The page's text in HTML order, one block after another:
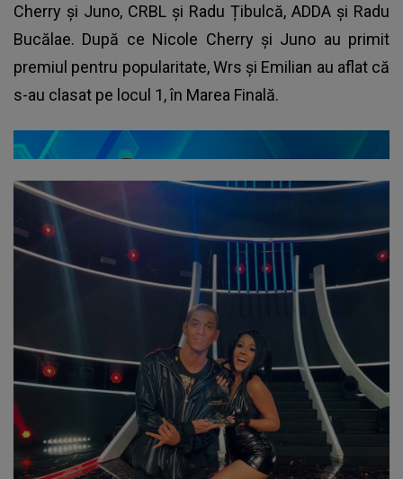
Cherry și Juno, CRBL și Radu Țibulcă, ADDA și Radu
Bucălae. După ce Nicole Cherry și Juno au primit
premiul pentru popularitate, Wrs și Emilian au aflat că
s-au clasat pe locul 1, în Marea Finală.